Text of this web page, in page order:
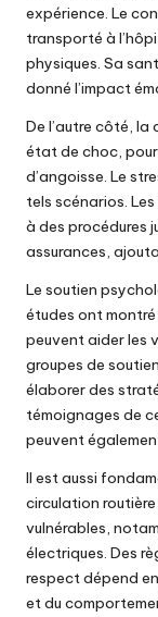
expérience. Le
transporté à
physiques. Sa
donné l’impact
De l’autre côté,
état de choc,
d’angoisse. Le
tels scénarios.
à des procédures
assurances,
Le soutien
études ont
peuvent aider les
groupes de
élaborer des
témoignages de
peuvent
Il est aussi
circulation
vulnérables,
électriques. Des
respect dépend
et du